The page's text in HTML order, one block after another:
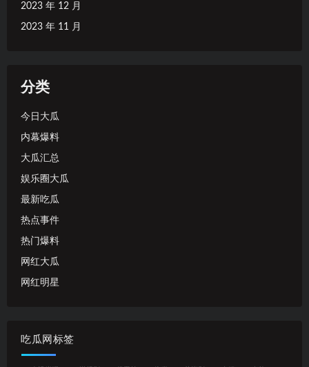
2023 年 12 月
2023 年 11 月
分类
今日大瓜
内幕爆料
大瓜汇总
娱乐圈大瓜
最新吃瓜
热点事件
热门爆料
网红大瓜
网红明星
吃瓜网标签